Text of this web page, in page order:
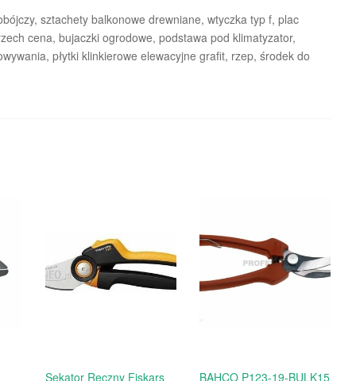
sztachety balkonowe drewniane, wtyczka typ f, plac
cena, bujaczki ogrodowe, podstawa pod klimatyzator,
płytki klinkierowe elewacyjne grafit, rzep, środek do
Sekator Ręczny Fiskars BAHCO P123-19-BULK15